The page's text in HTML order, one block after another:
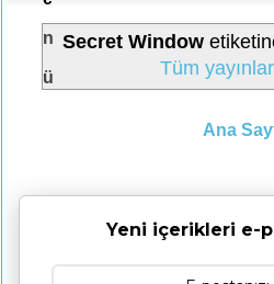
n
ü
Secret Window
Tüm
Ana
Yeni içerikleri e-